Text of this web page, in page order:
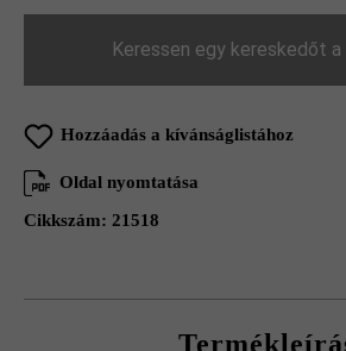
Keressen egy kereskedőt
Hozzáadás a kívánságlistához
Oldal nyomtatása
Cikkszám: 21518